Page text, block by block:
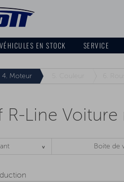
VÉHICULES EN STOCK SERVICE
4. Moteur
R-Line
Boite de